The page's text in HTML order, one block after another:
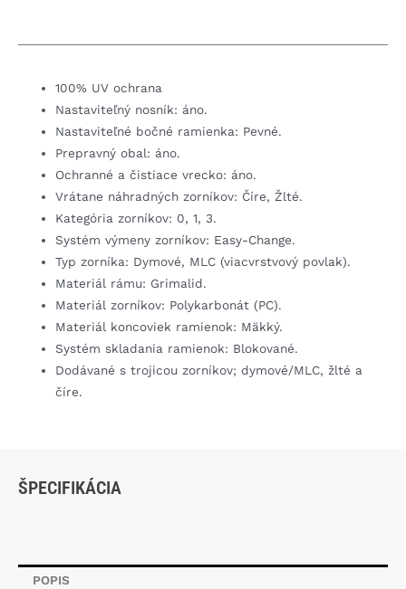
100% UV ochrana
Nastaviteľný nosník: áno.
Nastaviteľné bočné ramienka: Pevné.
Prepravný obal: áno.
Ochranné a čistiace vrecko: áno.
Vrátane náhradných zorníkov: Číre, Žlté.
Kategória zorníkov: 0, 1, 3.
Systém výmeny zorníkov: Easy-Change.
Typ zorníka: Dymové, MLC (viacvrstvový povlak).
Materiál rámu: Grimalid.
Materiál zorníkov: Polykarbonát (PC).
Materiál koncoviek ramienok: Mäkký.
Systém skladania ramienok: Blokované.
Dodávané s trojicou zorníkov; dymové/MLC, žlté a
číre.
ŠPECIFIKÁCIA
POPIS